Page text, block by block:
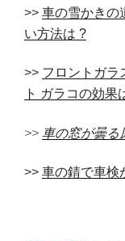
>> 車の雪かきの
い方法は ?
>> フロントガ
ト ガラコの効果
>> 車の窓が曇る
>> 車の錆で車検